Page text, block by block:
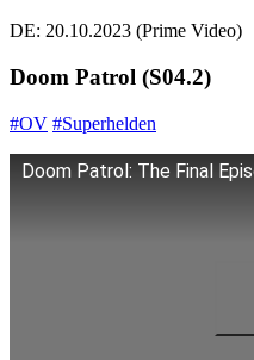
DE: 20.10.2023 (Prime Video)
Doom Patrol (S04.2)
#OV #Superhelden
Doom Patrol: The Final